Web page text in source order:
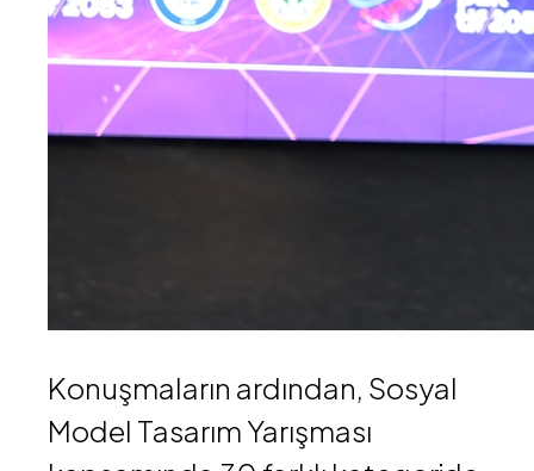
Konuşmaların ardından, Sosyal
Model Tasarım Yarışması